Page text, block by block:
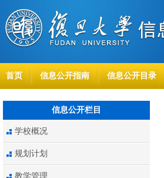
首页 信息公开指南 信息公开目录
信息公开栏目
学校概况
规划计划
教学管理